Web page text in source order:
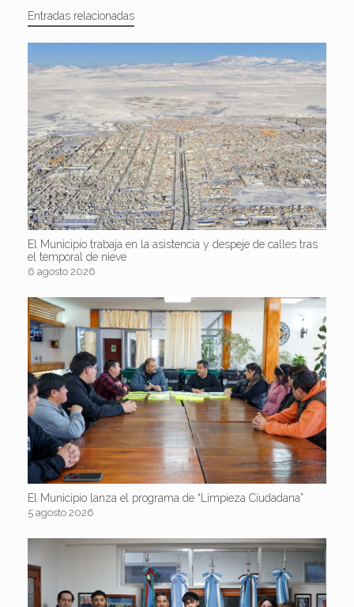
Entradas relacionadas
El Municipio trabaja en la asistencia y despeje de calles tras
el temporal de nieve
6 agosto 2026
El Municipio lanza el programa de “Limpieza Ciudadana”
5 agosto 2026